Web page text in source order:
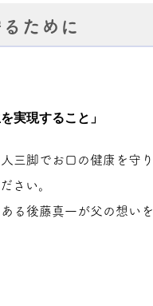
ために
実現すること」
三脚でお口の健康を守り
さい。
る後藤真一が父の想い